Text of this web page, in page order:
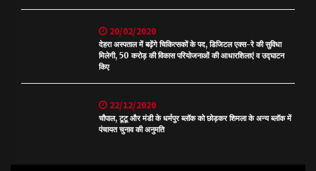
20/02/2020
देहरा अस्पताल में बढ़ेंगे चिकित्सकों के पद, डिजिटल एक्स-रे की सुविधा
मिलेगी, 50 करोड़ की विकास परियोजनाओं की आधारशिलाएं व उद्घाटन
किए
22/12/2020
चौपाल, टूटू और मंडी के धर्मपुर ब्लॉक को छोड़कर शिमला के अन्य ब्लॉक में
पंचायत चुनाव की अनुमति